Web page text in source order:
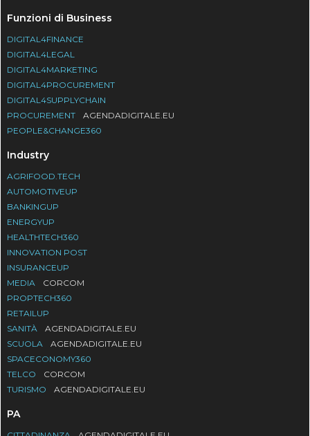
Funzioni di Business
DIGITAL4FINANCE
DIGITAL4LEGAL
DIGITAL4MARKETING
DIGITAL4PROCUREMENT
DIGITAL4SUPPLYCHAIN
PROCUREMENT
AGENDADIGITALE.EU
PEOPLE&CHANGE360
Industry
AGRIFOOD.TECH
AUTOMOTIVEUP
BANKINGUP
ENERGYUP
HEALTHTECH360
INNOVATION POST
INSURANCEUP
MEDIA
CORCOM
PROPTECH360
RETAILUP
SANITÀ
AGENDADIGITALE.EU
SCUOLA
AGENDADIGITALE.EU
SPACECONOMY360
TELCO
CORCOM
TURISMO
AGENDADIGITALE.EU
PA